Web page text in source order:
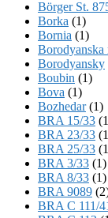
Börger St.
Borka (1)
Bornia (1)
Borodyanska
Borodyansky
Boubin (1)
Bova (1)
Bozhedar(1)
BRA 15/33
BRA 23/33
BRA 25/33
BRA 3/33 (1)
BRA 8/33 (1)
BRA 9089
BRA C 111/